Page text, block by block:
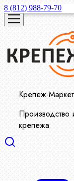
8 (812) 988-79-70
Крепеж-
Производство
крепежа